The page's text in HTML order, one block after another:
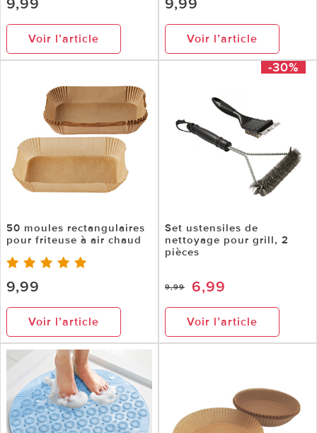
9,99
Voir l’article
9,99
Voir l’article
50 moules rectangulaires
pour friteuse à air chaud
9,99
Voir l’article
-30%
Set ustensiles de
nettoyage pour grill, 2
pièces
9,99 6,99
Voir l’article